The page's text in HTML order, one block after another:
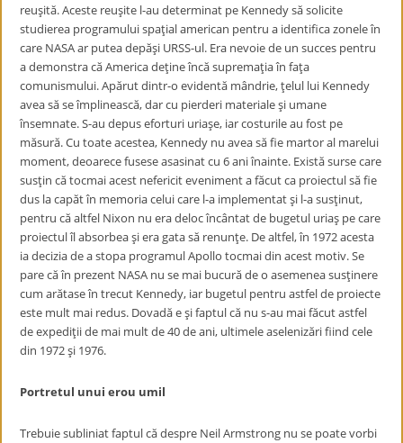
reuşită. Aceste reuşite l-au determinat pe Kennedy să solicite
studierea programului spaţial american pentru a identifica zonele în
care NASA ar putea depăşi URSS-ul. Era nevoie de un succes pentru
a demonstra că America deţine încă supremaţia în faţa
comunismului. Apărut dintr-o evidentă mândrie, ţelul lui Kennedy
avea să se împlinească, dar cu pierderi materiale şi umane
însemnate. S-au depus eforturi uriaşe, iar costurile au fost pe
măsură. Cu toate acestea, Kennedy nu avea să fie martor al marelui
moment, deoarece fusese asasinat cu 6 ani înainte. Există surse care
susţin că tocmai acest nefericit eveniment a făcut ca proiectul să fie
dus la capăt în memoria celui care l-a implementat şi l-a susţinut,
pentru că altfel Nixon nu era deloc încântat de bugetul uriaş pe care
proiectul îl absorbea şi era gata să renunţe. De altfel, în 1972 acesta
ia decizia de a stopa programul Apollo tocmai din acest motiv. Se
pare că în prezent NASA nu se mai bucură de o asemenea susţinere
cum arătase în trecut Kennedy, iar bugetul pentru astfel de proiecte
este mult mai redus. Dovadă e şi faptul că nu s-au mai făcut astfel
de expediţii de mai mult de 40 de ani, ultimele aselenizări fiind cele
din 1972 şi 1976.
Portretul unui erou umil
Trebuie subliniat faptul că despre Neil Armstrong nu se poate vorbi